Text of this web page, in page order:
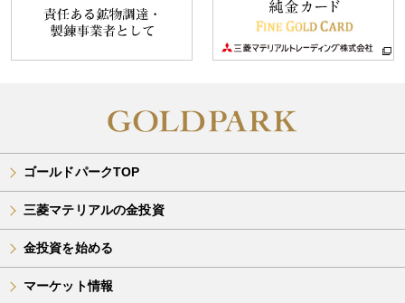
ゴールドパークTOP
三菱マテリアルの金投資
金投資を始める
マーケット情報